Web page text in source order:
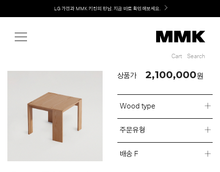
Welcome! 신규 회원가입 시 MMK Shop Coupon (총 60만원) 지급
Cart Search
상품가 2,100,000원
Wood type
주문유형
배송 F